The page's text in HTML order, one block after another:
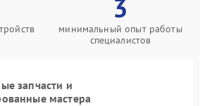
3
минимальный опыт работы
специалистов
запчасти и
мастера